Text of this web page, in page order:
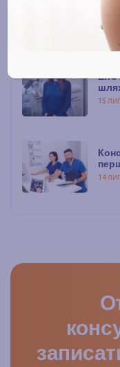
15
ЕКЗ
15
14